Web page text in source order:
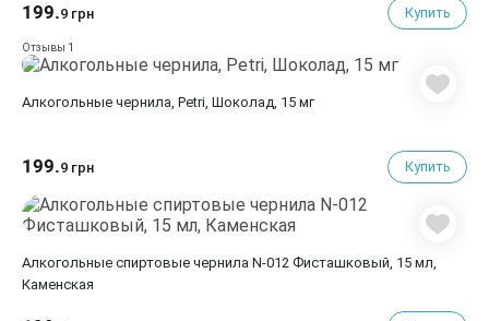
199.9 грн Купить
Отзывы 1
Алкогольные чернила, Petri, Шоколад, 15 мг
199.9 грн Купить
Алкогольные спиртовые чернила N-012 Фисташковый, 15 мл,
Каменская